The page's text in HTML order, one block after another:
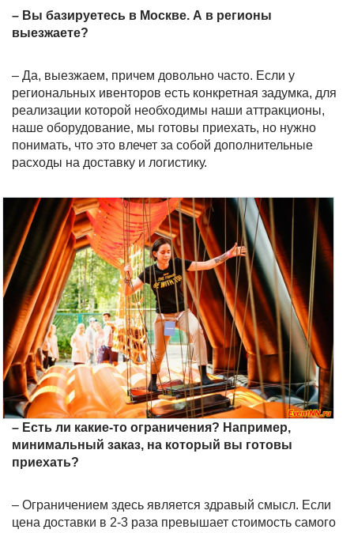
– Вы базируетесь в Москве. А в регионы
выезжаете?
– Да, выезжаем, причем довольно часто. Если у
региональных ивенторов есть конкретная задумка, для
реализации которой необходимы наши аттракционы,
наше оборудование, мы готовы приехать, но нужно
понимать, что это влечет за собой дополнительные
расходы на доставку и логистику.
– Есть ли какие-то ограничения? Например,
минимальный заказ, на который вы готовы
приехать?
– Ограничением здесь является здравый смысл. Если
цена доставки в 2-3 раза превышает стоимость самого